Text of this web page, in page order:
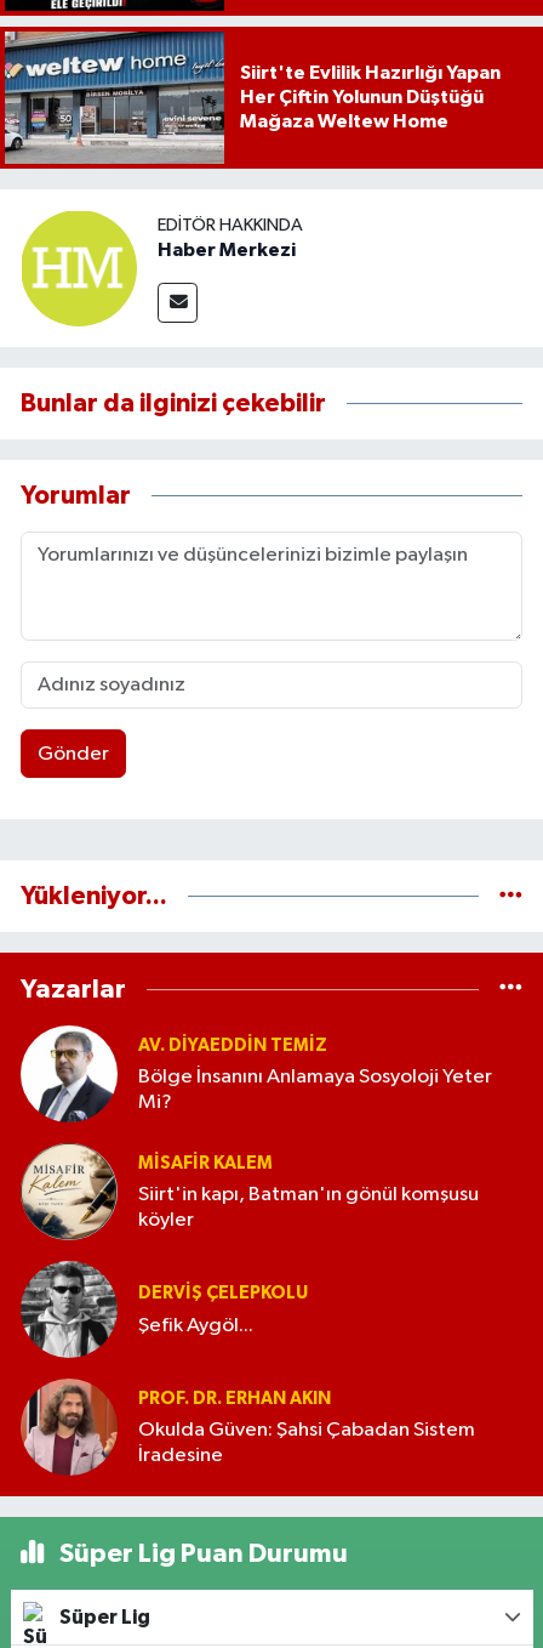
Siirt'te Evlilik Hazırlığı Yapan
Her Çiftin Yolunun Düştüğü
Mağaza Weltew Home
EDITÖR HAKKINDA
Haber Merkezi
Bunlar da ilginizi çekebilir
Yorumlar
Gönder
Yükleniyor...
Yazarlar
AV. DIYAEDDIN TEMIZ
Bölge İnsanını Anlamaya Sosyoloji Yeter
Mi?
MISAFIR KALEM
Siirt'in kapı, Batman'ın gönül komşusu
köyler
DERVIŞ ÇELEPKOLU
Şefik Aygöl...
PROF. DR. ERHAN AKIN
Okulda Güven: Şahsi Çabadan Sistem
İradesine
Süper Lig Puan Durumu
Süper Lig